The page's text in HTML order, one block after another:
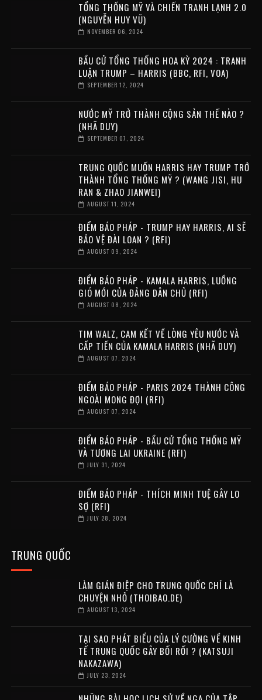
TỔNG THỐNG MỸ VÀ CHIẾN TRANH LẠNH 2.0
(NGUYỄN HUY VŨ)
NOVEMBER 06, 2024
BẦU CỬ TỔNG THỐNG HOA KỲ 2024 : TRANH
LUẬN TRUMP – HARRIS (BBC, RFI, VOA)
SEPTEMBER 12, 2024
NƯỚC MỸ TRỞ THÀNH CỘNG SẢN THẾ NÀO ?
(NHÃ DUY)
SEPTEMBER 07, 2024
TRUNG QUỐC MUỐN HARRIS HAY TRUMP TRỞ
THÀNH TỔNG THỐNG MỸ ? (WANG JISI, HU
RAN & ZHAO JIANWEI)
AUGUST 11, 2024
ĐIỂM BÁO PHÁP - TRUMP HAY HARRIS, AI SẼ
BẢO VỆ ĐÀI LOAN ? (RFI)
AUGUST 09, 2024
ĐIỂM BÁO PHÁP - KAMALA HARRIS, LUỒNG
GIÓ MỚI CỦA ĐẢNG DÂN CHỦ (RFI)
AUGUST 08, 2024
TIM WALZ, CAM KẾT VỀ LÒNG YÊU NƯỚC VÀ
CẤP TIẾN CỦA KAMALA HARRIS (NHÃ DUY)
AUGUST 07, 2024
ĐIỂM BÁO PHÁP - PARIS 2024 THÀNH CÔNG
NGOÀI MONG ĐỢI (RFI)
AUGUST 07, 2024
ĐIỂM BÁO PHÁP - BẦU CỬ TỔNG THỐNG MỸ
VÀ TƯƠNG LAI UKRAINE (RFI)
JULY 31, 2024
ĐIỂM BÁO PHÁP - THÍCH MINH TUỆ GÂY LO
SỢ (RFI)
JULY 28, 2024
TRUNG QUỐC
LÀM GIÁN ĐIỆP CHO TRUNG QUỐC CHỈ LÀ
CHUYỆN NHỎ (THOIBAO.DE)
AUGUST 13, 2024
TẠI SAO PHÁT BIỂU CỦA LÝ CƯỜNG VỀ KINH
TẾ TRUNG QUỐC GÂY BỐI RỐI ? (KATSUJI
NAKAZAWA)
JULY 23, 2024